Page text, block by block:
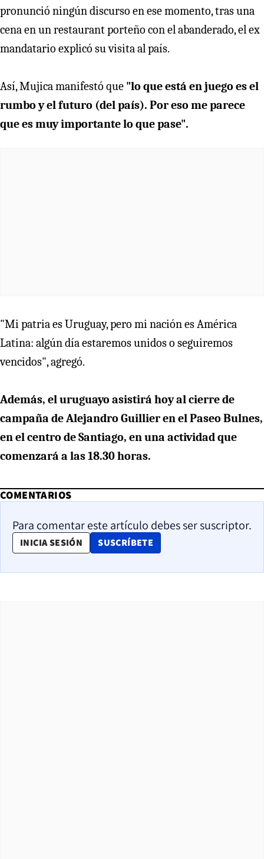
pronunció ningún discurso en ese momento, tras una
cena en un restaurant porteño con el abanderado, el ex
mandatario explicó su visita al país.
Así, Mujica manifestó que "lo que está en juego es el
rumbo y el futuro (del país). Por eso me parece
que es muy importante lo que pase".
"Mi patria es Uruguay, pero mi nación es América
Latina: algún día estaremos unidos o seguiremos
vencidos", agregó.
Además, el uruguayo asistirá hoy al cierre de
campaña de Alejandro Guillier en el Paseo Bulnes,
en el centro de Santiago, en una actividad que
comenzará a las 18.30 horas.
COMENTARIOS
Para comentar este artículo debes ser suscriptor.
INICIA SESIÓN SUSCRÍBETE
OPENS IN NEW WINDOW